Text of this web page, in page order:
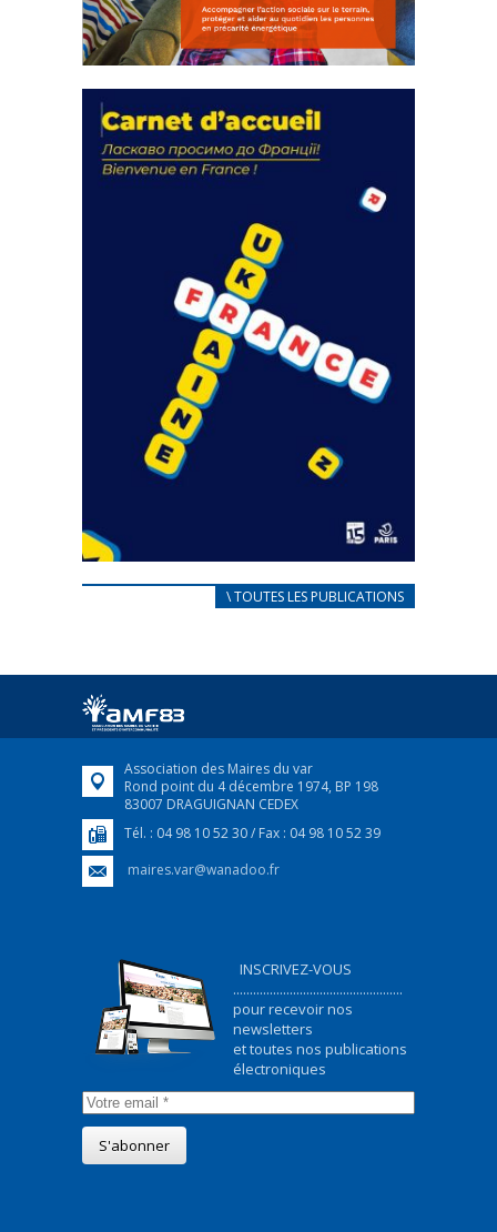
actions
18 septembre 2023
FEUILLETER
CARNET D’ACCUEIL
Afin d’accompagner au mieux les réfugiés
FEUILLETER
\ TOUTES LES PUBLICATIONS
Association des Maires du var
Rond point du 4 décembre 1974, BP 198
83007 DRAGUIGNAN CEDEX
Tél. : 04 98 10 52 30 / Fax : 04 98 10 52 39
maires.var@wanadoo.fr
INSCRIVEZ-VOUS
...................................................
pour recevoir nos
newsletters
et toutes nos publications
électroniques